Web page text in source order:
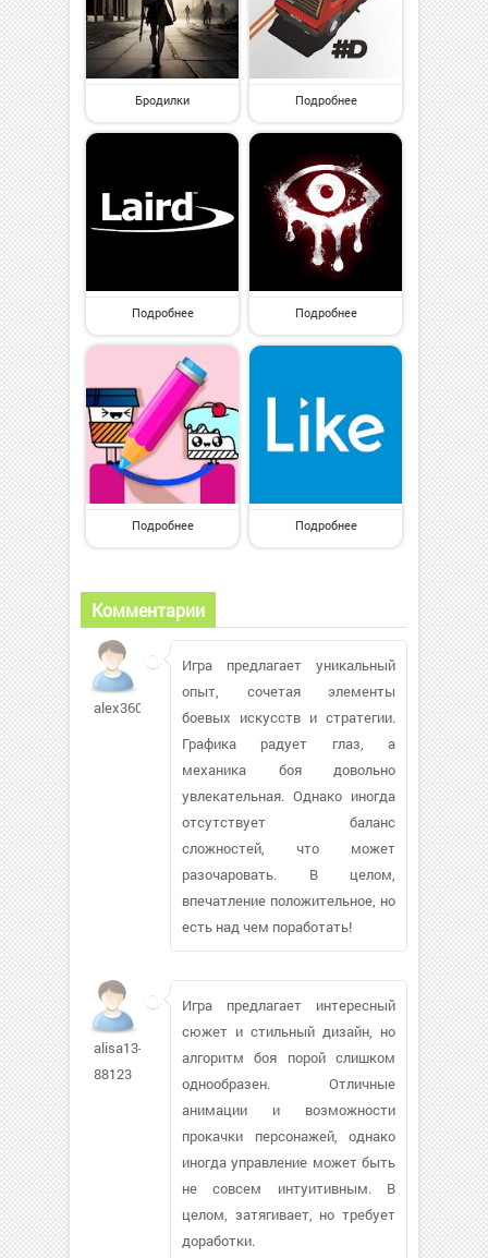
Бродилки Подробнее
Подробнее Подробнее
Подробнее Подробнее
Комментарии
alex360
Игра предлагает уникальный
опыт, сочетая элементы
боевых искусств и стратегии.
Графика радует глаз, а
механика боя довольно
увлекательная. Однако иногда
отсутствует баланс
сложностей, что может
разочаровать. В целом,
впечатление положительное, но
есть над чем поработать!
alisa13-
88123
Игра предлагает интересный
сюжет и стильный дизайн, но
алгоритм боя порой слишком
однообразен. Отличные
анимации и возможности
прокачки персонажей, однако
иногда управление может быть
не совсем интуитивным. В
целом, затягивает, но требует
доработки.